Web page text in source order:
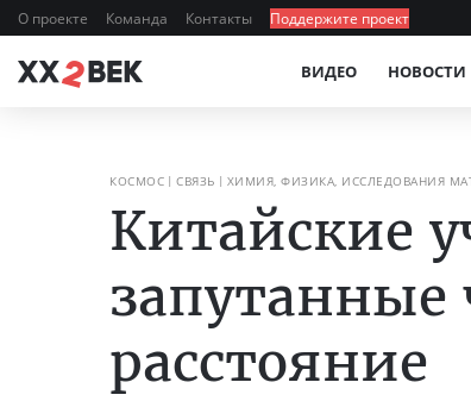
О проекте Команда Контакты Поддержите проект
ВИДЕО НОВОСТИ
КОСМОС СВЯЗЬ ХИМИЯ, ФИЗИКА, ИССЛЕДОВАНИЯ
Китайские
запутанные
расстояние